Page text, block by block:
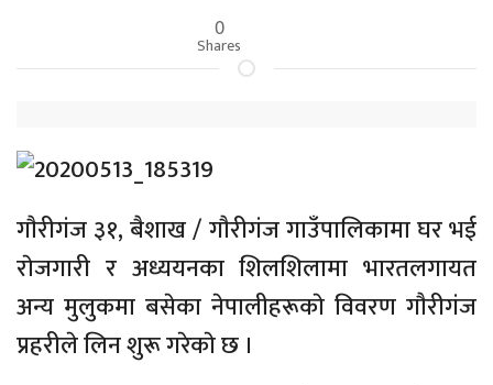
0
Shares
गाैरीगंज ३१, बैशाख / गाैरीगंज गाउँपालिकामा घर भई
राेजगारी र अध्ययनका शिलशिलामा भारतलगायत
अन्य मुलुकमा बसेका नेपालीहरूकाे विवरण गाैरीगंज
प्रहरीले लिन शुरू गरेकाे छ ।